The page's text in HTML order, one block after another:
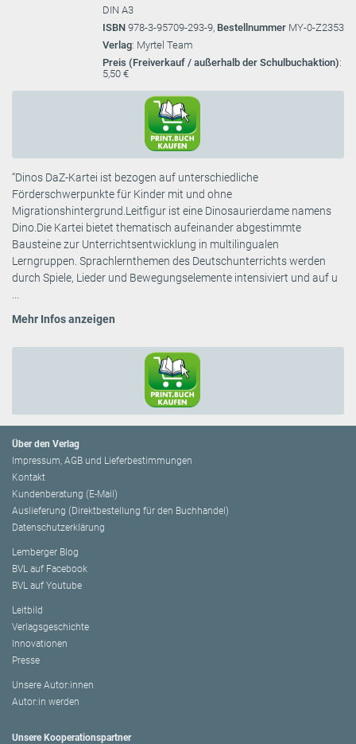
DIN A3
ISBN 978-3-95709-293-9, Bestellnummer MY-0-Z2353
Verlag: Myrtel Team
Preis (Freiverkauf / außerhalb der Schulbuchaktion):
5,50 €
“Dinos DaZ-Kartei ist bezogen auf unterschiedliche
Förderschwerpunkte für Kinder mit und ohne
Migrationshintergrund.Leitfigur ist eine Dinosaurierdame namens
Dino.Die Kartei bietet thematisch aufeinander abgestimmte
Bausteine zur Unterrichtsentwicklung in multilingualen
Lerngruppen. Sprachlernthemen des Deutschunterrichts werden
durch Spiele, Lieder und Bewegungselemente intensiviert und auf u
Mehr Infos anzeigen
Über den Verlag
Impressum, AGB und Lieferbestimmungen
Kontakt
Kundenberatung (E-Mail)
Auslieferung (Direktbestellung für den Buchhandel)
Datenschutzerklärung
Lemberger Blog
BVL auf Facebook
BVL auf Youtube
Leitbild
Verlagsgeschichte
Innovationen
Presse
Unsere Autor:innen
Autor:in werden
Unsere Kooperationspartner